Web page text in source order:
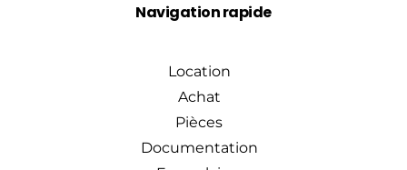
Navigation rapide
Location
Achat
Pièces
Documentation